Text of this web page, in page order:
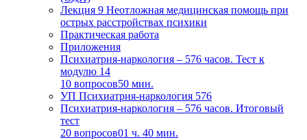
Лекция 9 Неотложная медицинская помощь при
острых расстройствах психики
Практическая работа
Приложения
Психиатрия-наркология – 576 часов. Тест к
модулю 14
10 вопросов50 мин.
УП Психиатрия-наркология 576
Психиатрия-наркология – 576 часов. Итоговый
тест
20 вопросов01 ч. 40 мин.